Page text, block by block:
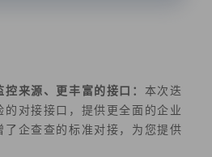
来源、更丰富的接口： 本次迭
对接接口，提供更全面的企业
了企查查的标准对接，为您提供